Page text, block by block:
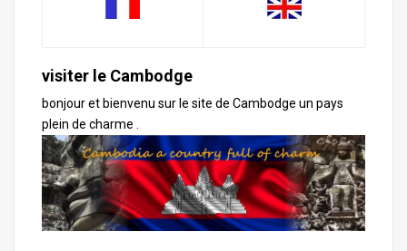
visiter le Cambodge
bonjour et bienvenu sur le site de Cambodge un pays
plein de charme .